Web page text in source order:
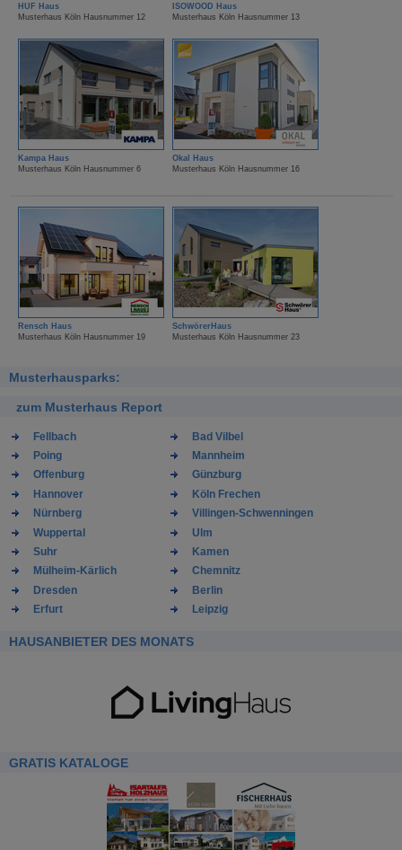
HUF Haus
Musterhaus Köln Hausnummer 12
ISOWOOD Haus
Musterhaus Köln Hausnummer 13
Kampa Haus
Musterhaus Köln Hausnummer 6
Okal Haus
Musterhaus Köln Hausnummer 16
Rensch Haus
Musterhaus Köln Hausnummer 19
SchwörerHaus
Musterhaus Köln Hausnummer 23
Musterhausparks:
zum Musterhaus Report
Fellbach
Bad Vilbel
Poing
Mannheim
Offenburg
Günzburg
Hannover
Köln Frechen
Nürnberg
Villingen-Schwenningen
Wuppertal
Ulm
Suhr
Kamen
Mülheim-Kärlich
Chemnitz
Dresden
Berlin
Erfurt
Leipzig
HAUSANBIETER DES MONATS
GRATIS KATALOGE